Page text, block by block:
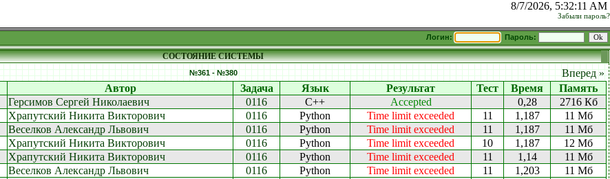
8/7/2026, 5:32:11 AM
Забыли пароль?
Логин: Пароль:
СОСТОЯНИЕ СИСТЕМЫ
№361 - №380
Вперед »
Автор Задача Язык Результат Тест Время
Память
Герсимов Сергей Николаевич 0116 C++ Accepted 0,28
2716 Кб
Храпутский Никита Викторович 0116 Python Time limit exceeded 11 1,187
11 Мб
Веселков Александр Львович 0116 Python Time limit exceeded 11 1,187
11 Мб
Храпутский Никита Викторович 0116 Python Time limit exceeded 10 1,187
12 Мб
Храпутский Никита Викторович 0116 Python Time limit exceeded 11 1,14
11 Мб
Веселков Александр Львович 0116 Python Time limit exceeded 11 1,203
11 Мб